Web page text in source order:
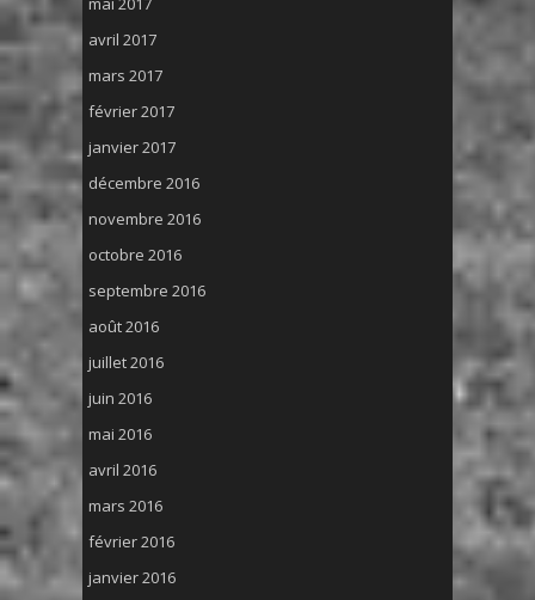
avril 2017
mars 2017
février 2017
janvier 2017
décembre 2016
novembre 2016
octobre 2016
septembre 2016
août 2016
juillet 2016
juin 2016
mai 2016
avril 2016
mars 2016
février 2016
janvier 2016